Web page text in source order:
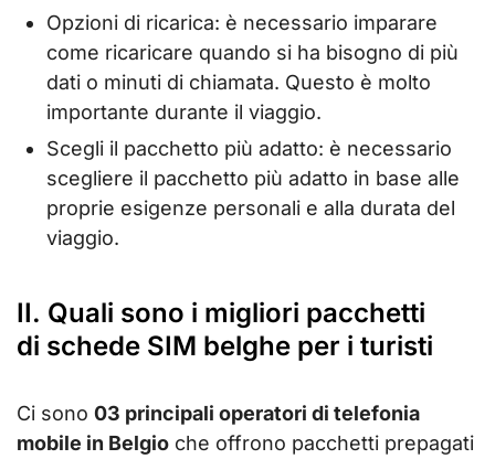
Opzioni di ricarica: è necessario imparare
come ricaricare quando si ha bisogno di più
dati o minuti di chiamata. Questo è molto
importante durante il viaggio.
Scegli il pacchetto più adatto: è necessario
scegliere il pacchetto più adatto in base alle
proprie esigenze personali e alla durata del
viaggio.
II. Quali sono i migliori pacchetti
di schede SIM belghe per i turisti
Ci sono 03 principali operatori di telefonia
mobile in Belgio che offrono pacchetti prepagati